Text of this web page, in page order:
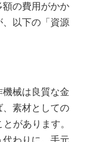
額の費用がかか
、以下の「資源
械は良質な金
、素材としての
があります。